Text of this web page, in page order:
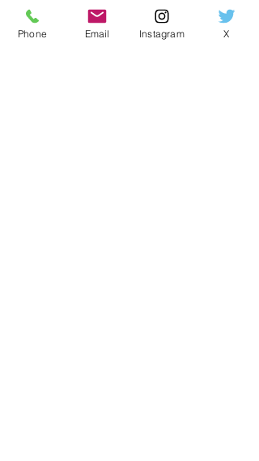
Leão Contábil Ltda
Phone Email Instagram X